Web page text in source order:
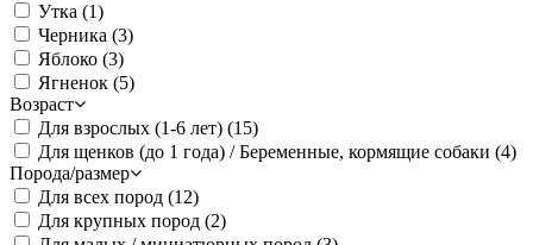
Утка (1)
Черника (3)
Яблоко (3)
Ягненок (5)
Возраст
Для взрослых (1-6 лет) (15)
Для щенков (до 1 года) / Беременные, кормящие собаки (4)
Порода/размер
Для всех пород (12)
Для крупных пород (2)